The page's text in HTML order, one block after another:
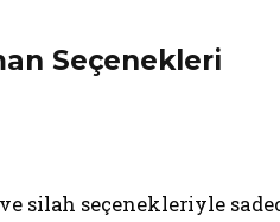
Seçenekleri
ve silah seçenekleriyle